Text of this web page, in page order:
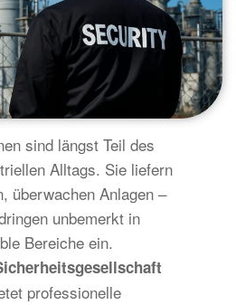
sind längst Teil des
Alltags. Sie liefern
überwachen Anlagen –
unbemerkt in
Bereiche ein.
professionelle